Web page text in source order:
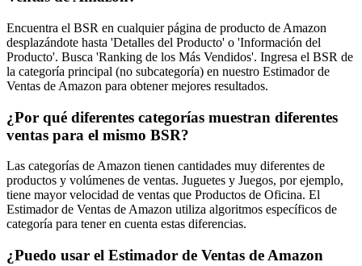
Encuentra el BSR en cualquier página de producto de Amazon
desplazándote hasta 'Detalles del Producto' o 'Información del
Producto'. Busca 'Ranking de los Más Vendidos'. Ingresa el BSR de
la categoría principal (no subcategoría) en nuestro Estimador de
Ventas de Amazon para obtener mejores resultados.
¿Por qué diferentes categorías muestran diferentes
ventas para el mismo BSR?
Las categorías de Amazon tienen cantidades muy diferentes de
productos y volúmenes de ventas. Juguetes y Juegos, por ejemplo,
tiene mayor velocidad de ventas que Productos de Oficina. El
Estimador de Ventas de Amazon utiliza algoritmos específicos de
categoría para tener en cuenta estas diferencias.
¿Puedo usar el Estimador de Ventas de Amazon